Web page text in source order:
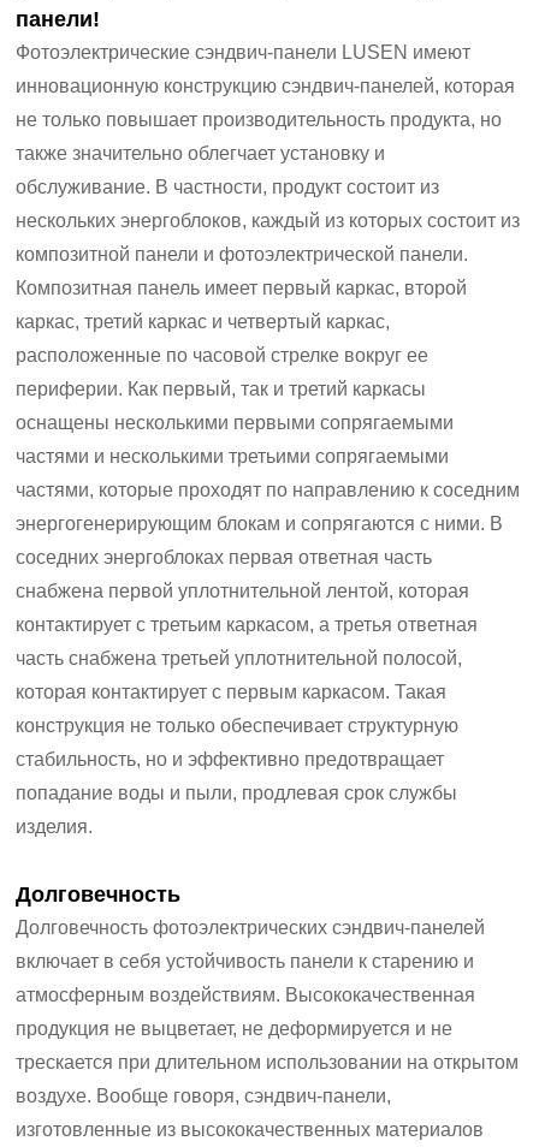
панели!
Фотоэлектрические сэндвич-панели LUSEN имеют
инновационную конструкцию сэндвич-панелей, которая
не только повышает производительность продукта, но
также значительно облегчает установку и
обслуживание. В частности, продукт состоит из
нескольких энергоблоков, каждый из которых состоит из
композитной панели и фотоэлектрической панели.
Композитная панель имеет первый каркас, второй
каркас, третий каркас и четвертый каркас,
расположенные по часовой стрелке вокруг ее
периферии. Как первый, так и третий каркасы
оснащены несколькими первыми сопрягаемыми
частями и несколькими третьими сопрягаемыми
частями, которые проходят по направлению к соседним
энергогенерирующим блокам и сопрягаются с ними. В
соседних энергоблоках первая ответная часть
снабжена первой уплотнительной лентой, которая
контактирует с третьим каркасом, а третья ответная
часть снабжена третьей уплотнительной полосой,
которая контактирует с первым каркасом. Такая
конструкция не только обеспечивает структурную
стабильность, но и эффективно предотвращает
попадание воды и пыли, продлевая срок службы
изделия.
Долговечность
Долговечность фотоэлектрических сэндвич-панелей
включает в себя устойчивость панели к старению и
атмосферным воздействиям. Высококачественная
продукция не выцветает, не деформируется и не
трескается при длительном использовании на открытом
воздухе. Вообще говоря, сэндвич-панели,
изготовленные из высококачественных материалов